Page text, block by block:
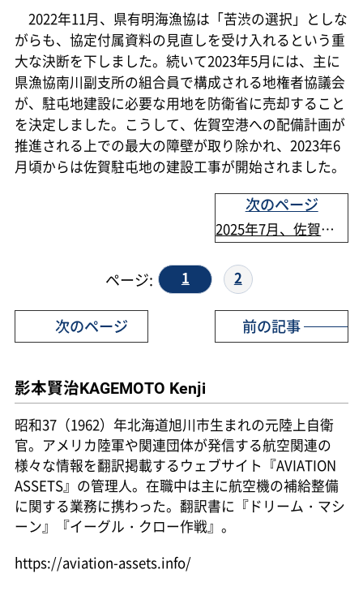
2022年11月、県有明海漁協は「苦渋の選択」としな
がらも、協定付属資料の見直しを受け入れるという重
大な決断を下しました。続いて2023年5月には、主に
県漁協南川副支所の組合員で構成される地権者協議会
が、駐屯地建設に必要な用地を防衛省に売却すること
を決定しました。こうして、佐賀空港への配備計画が
推進される上での最大の障壁が取り除かれ、2023年6
月頃からは佐賀駐屯地の建設工事が開始されました。
次のページ
2025年7月、佐賀恒久配備
1 2
前の記事
次のページ
影本賢治KAGEMOTO Kenji
昭和37（1962）年北海道旭川市生まれの元陸上自衛
官。アメリカ陸軍や関連団体が発信する航空関連の
様々な情報を翻訳掲載するウェブサイト『AVIATION
ASSETS』の管理人。在職中は主に航空機の補給整備
に関する業務に携わった。翻訳書に『ドリーム・マシ
ーン』『イーグル・クロー作戦』。
https://aviation-assets.info/